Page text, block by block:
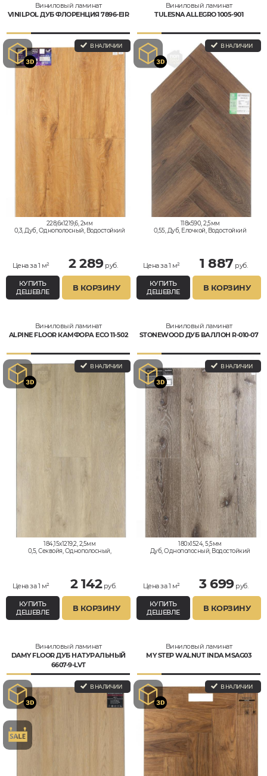
Виниловый ламинат
VINILPOL ДУБ ФЛОРЕНЦИЯ 7896-EIR
В НАЛИЧИИ
228,6x1219,6, 2мм
0,3, Дуб, Однополосный, Водостойкий
Цена за 1 м² 2 289руб.
КУПИТЬ
ДЕШЕВЛЕ
В КОРЗИНУ
Виниловый ламинат
TULESNA ALLEGRO 1005-901
В НАЛИЧИИ
118x590, 2,5мм
0,55, Дуб, Елочкой, Водостойкий
Цена за 1 м² 1 887 руб.
КУПИТЬ
ДЕШЕВЛЕ
В КОРЗИНУ
Виниловый ламинат
ALPINE FLOOR КАМФОРА ECO 11-502
В НАЛИЧИИ
184,15x1219,2, 2,5мм
0,5, Секвойя, Однополосный,
Цена за 1 м² 2 142руб.
КУПИТЬ
ДЕШЕВЛЕ
В КОРЗИНУ
Виниловый ламинат
STONEWOOD ДУБ ВАЛЛОН R-010-07
В НАЛИЧИИ
180x1524, 5,5мм
Дуб, Однополосный, Водостойкий
Цена за 1 м² 3 699руб.
КУПИТЬ
ДЕШЕВЛЕ
В КОРЗИНУ
Виниловый ламинат
DAMY FLOOR ДУБ НАТУРАЛЬНЫЙ
6607-9-LVT
В НАЛИЧИИ
Виниловый ламинат
MY STEP WALNUT INDA MSAG03
В НАЛИЧИИ